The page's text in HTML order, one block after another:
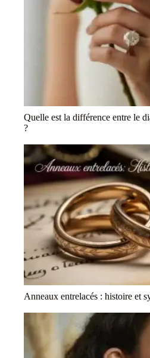
Quelle est la différence entre le
?
Anneaux entrelacés : histoire et